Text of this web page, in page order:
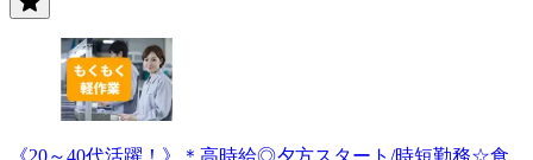
《20～40代活躍！》＊高時給◎夕方スタート/時短勤務☆食